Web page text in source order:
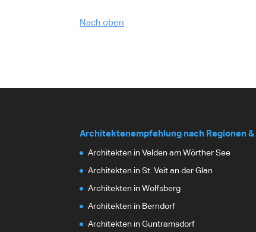
Nach oben
Architektenempfehlung nach Regionen
Architekten in Velden am Wörther See
Architekten in St. Veit an der Glan
Architekten in Wolfsberg
Architekten in Berndorf
Architekten in Guntramsdorf